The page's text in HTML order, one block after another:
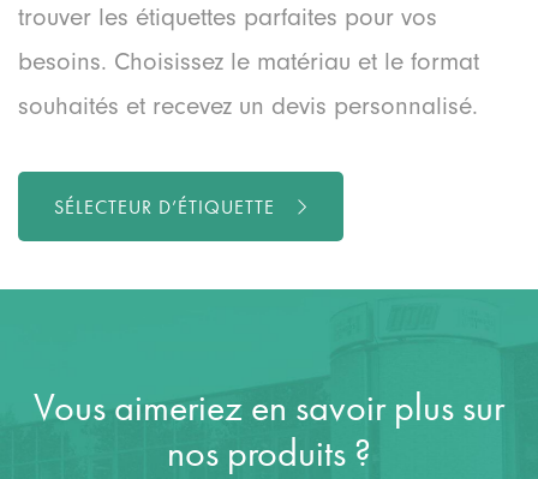
trouver les étiquettes parfaites pour vos
besoins. Choisissez le matériau et le format
souhaités et recevez un devis personnalisé.
SÉLECTEUR D’ÉTIQUETTE
Vous aimeriez en savoir plus sur
nos produits ?